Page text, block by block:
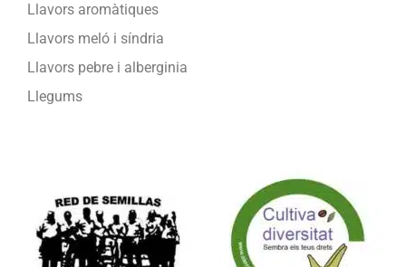
Llavors aromàtiques
Llavors meló i síndria
Llavors pebre i alberginia
Llegums